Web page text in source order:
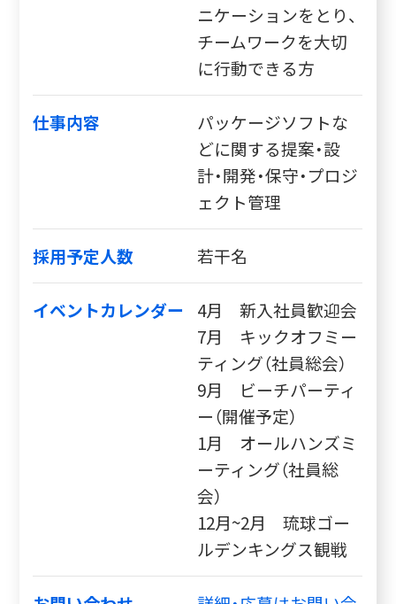
ニケーションをとり、
チームワークを大切
に行動できる方
仕事内容
パッケージソフトな
どに関する提案・設
計・開発・保守・プロジ
ェクト管理
採用予定人数 若干名
イベントカレンダー
4月 新入社員歓迎会
7月 キックオフミー
ティング（社員総会）
9月 ビーチパーティ
ー（開催予定）
1月 オールハンズミ
ーティング（社員総
会）
12月~2月 琉球ゴー
ルデンキングス観戦